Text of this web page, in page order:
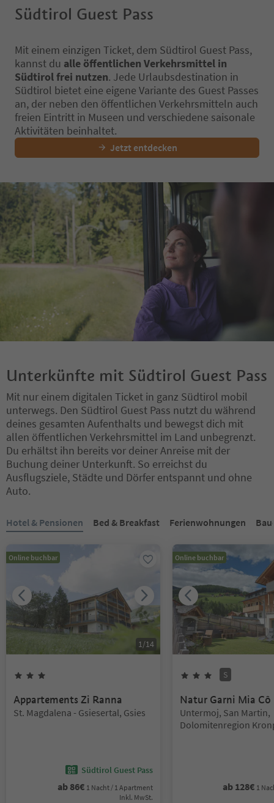
Südtirol Guest Pass
Mit einem einzigen Ticket, dem Südtirol Guest Pass,
kannst du alle öffentlichen Verkehrsmittel in
Südtirol frei nutzen. Jede Urlaubsdestination in
Südtirol bietet eine eigene Variante des Guest Passes
an, der neben den öffentlichen Verkehrsmitteln auch
freien Eintritt in Museen und verschiedene saisonale
Aktivitäten beinhaltet.
Jetzt entdecken
Unterkünfte mit Südtirol Guest Pass
Mit nur einem digitalen Ticket in ganz Südtirol mobil
unterwegs. Den Südtirol Guest Pass nutzt du während
deines gesamten Aufenthalts und bewegst dich mit
allen öffentlichen Verkehrsmittel im Land unbegrenzt.
Du erhältst ihn bereits vor deiner Anreise mit der
Buchung deiner Unterkunft. So erreichst du
Ausflugsziele, Städte und Dörfer entspannt und ohne
Auto.
Hotel & Pensionen Bed & Breakfast Ferienwohnungen
Online buchbar
1 /14
Appartements Zi Ranna
Standort:
St. Magdalena - Gsiesertal, Gsies
Südtirol Guest Pass
ab 86€ 1 Nacht / 1 Apartment
Inkl. MwSt.
Online buchbar
Sterne
S
Natur Garni Mia Cô
Standort:
Untermoj, San Martin,
Dolomitenregion
ab 128€ 1